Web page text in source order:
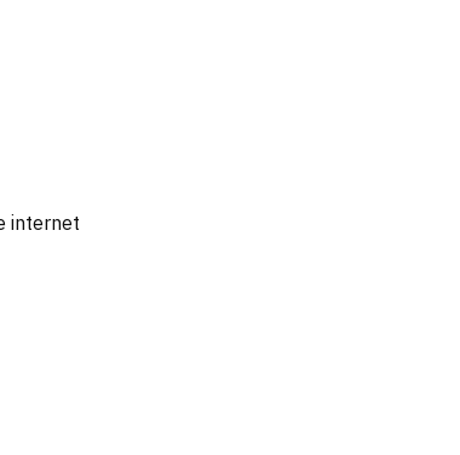
internet